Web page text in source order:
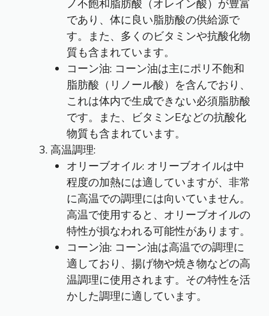
ノ不飽和脂肪酸（オレイン酸）が豊富
であり、体に良い脂肪酸の供給源で
す。また、多くのビタミンや抗酸化物
質も含まれています。
コーン油: コーン油は主にポリ不飽和
脂肪酸（リノール酸）を含んでおり、
これは体内で生成できない必須脂肪酸
です。また、ビタミンEなどの抗酸化
物質も含まれています。
高温調理:
オリーブオイル: オリーブオイルは中
程度の加熱には適していますが、非常
に高温での調理には向いていません。
高温で使用すると、オリーブオイルの
特性が損なわれる可能性があります。
コーン油: コーン油は高温での調理に
適しており、揚げ物や焼き物などの高
温調理に使用されます。その特性を活
かした調理に適しています。